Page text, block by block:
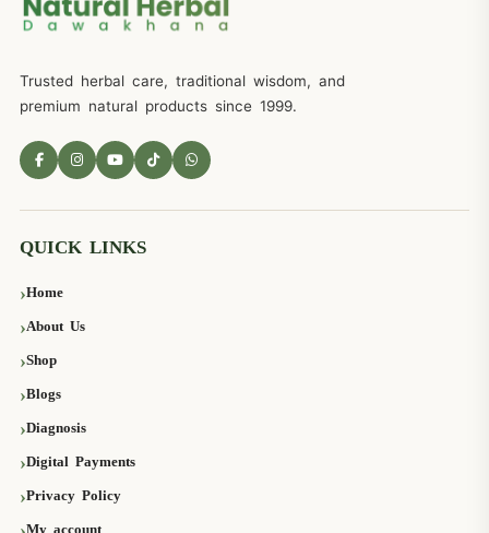
Trusted herbal care, traditional wisdom, and
premium natural products since 1999.
QUICK LINKS
Home
About Us
Shop
Blogs
Diagnosis
Digital Payments
Privacy Policy
My account